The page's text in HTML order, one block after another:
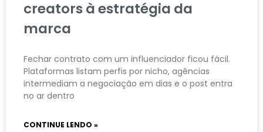
creators à estratégia da
marca
Fechar contrato com um influenciador ficou fácil.
Plataformas listam perfis por nicho, agências
intermediam a negociação em dias e o post entra
no ar dentro
CONTINUE LENDO »